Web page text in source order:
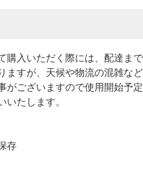
購入いただく際には、配達ま
ますが、天候や物流の混雑な
がございますので使用開始予
たします。
存